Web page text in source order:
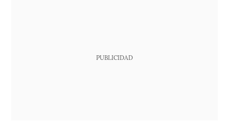
PUBLICIDAD